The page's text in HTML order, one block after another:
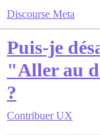
Discourse Meta
Puis-je
"Aller au
?
Contribuer UX